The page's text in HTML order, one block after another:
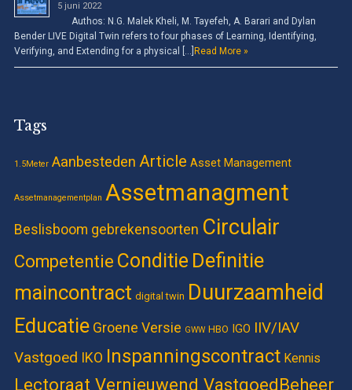
5 juni 2022
Authos: N.G. Malek Kheli, M. Tayefeh, A. Barari and Dylan
Bender LIVE Digital Twin refers to four phases of Learning, Identifying,
Verifying, and Extending for a physical […] Read More »
Tags
1.5Meter Aanbesteden Article Asset Management
Assetmanagementplan Assetmanagment
Beslisboom gebrekensoorten Circulair
Competentie Conditie Definitie
maincontract digital twin Duurzaamheid
Educatie Groene Versie GWW HBO IGO IIV/IAV
Vastgoed IKO Inspanningscontract Kennis
Lectoraat Vernieuwend VastgoedBeheer